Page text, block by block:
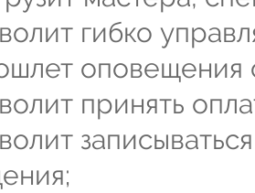
гибко
оповещения
принять